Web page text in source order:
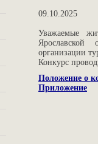
09.10.2025
Уважаемые
Ярославской
организации
Конкурс
Положение о
Приложение